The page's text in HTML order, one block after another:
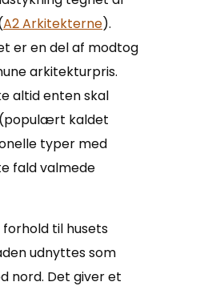
A2 Arkitekterne).
er en del af modtog
arkitekturpris.
altid enten skal
kaldet
typer med
fald valmede
til husets
udnyttes som
nord. Det giver et